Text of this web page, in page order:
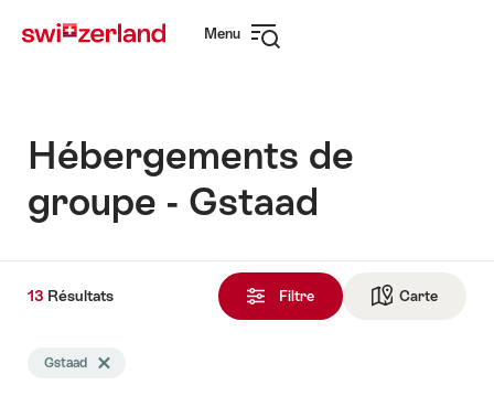
sur
rapide
Menu
Hébergements de
groupe - Gstaad
Résultats
Filtre Carte
13 Résultats
recherche
Gstaad Effacer le tag Gstaad